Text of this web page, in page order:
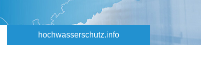
hochwasserschutz.info